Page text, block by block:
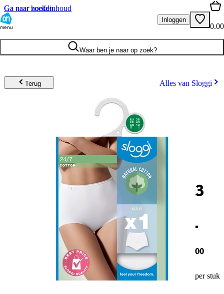
Ga naar hoofdinhoud
Ga naar zoeken
menu
Inloggen
0.00
Waar ben je naar op zoek?
Terug Alles van Sloggi
3
.
00
per stuk